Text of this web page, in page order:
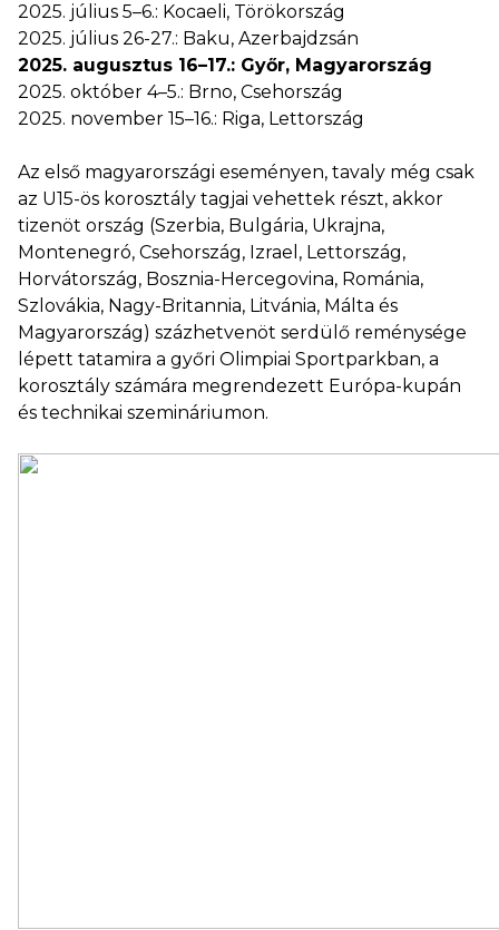
2025. július 5–6.: Kocaeli, Törökország
2025. július 26-27.: Baku, Azerbajdzsán
2025. augusztus 16–17.: Győr, Magyarország
2025. október 4–5.: Brno, Csehország
2025. november 15–16.: Riga, Lettország
Az első magyarországi eseményen, tavaly még csak
az U15-ös korosztály tagjai vehettek részt, akkor
tizenöt ország (Szerbia, Bulgária, Ukrajna,
Montenegró, Csehország, Izrael, Lettország,
Horvátország, Bosznia-Hercegovina, Románia,
Szlovákia, Nagy-Britannia, Litvánia, Málta és
Magyarország) százhetvenöt serdülő reménysége
lépett tatamira a győri Olimpiai Sportparkban, a
korosztály számára megrendezett Európa-kupán
és technikai szemináriumon.